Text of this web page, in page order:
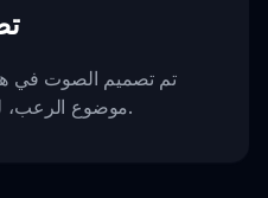
تم تصميم الصوت في
موضوع الرعب، لضمان تجربة صوتية شاملة.